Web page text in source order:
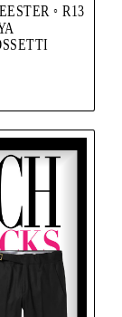
◦ R13